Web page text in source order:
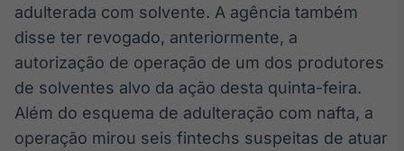
Conteúdos e
dados para
displays e telas
Curadoria
Curadoria de
adulterada com solvente. A agência também
disse ter revogado, anteriormente, a
autorização de operação de um dos produtores
de solventes alvo da ação desta quinta-feira.
Além do esquema de adulteração com nafta, a
operação mirou seis fintechs suspeitas de atuar